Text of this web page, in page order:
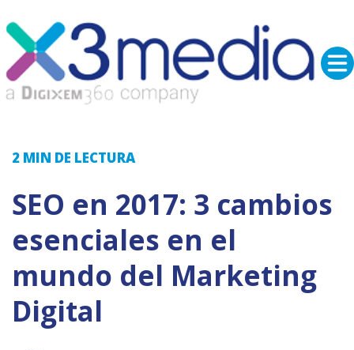
2 MIN DE LECTURA
SEO en 2017: 3 cambios
esenciales en el
mundo del Marketing
Digital